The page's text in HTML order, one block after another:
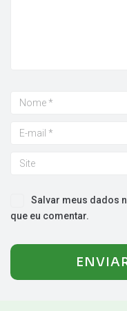
Salvar meus dados
que eu comentar.